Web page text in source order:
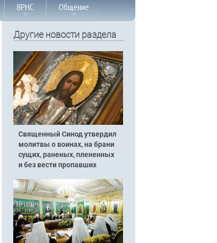
ВРНС Общение
Другие новости раздела
Священный Синод утвердил
молитвы о воинах, на брани
сущих, раненых, плененных
и без вести пропавших